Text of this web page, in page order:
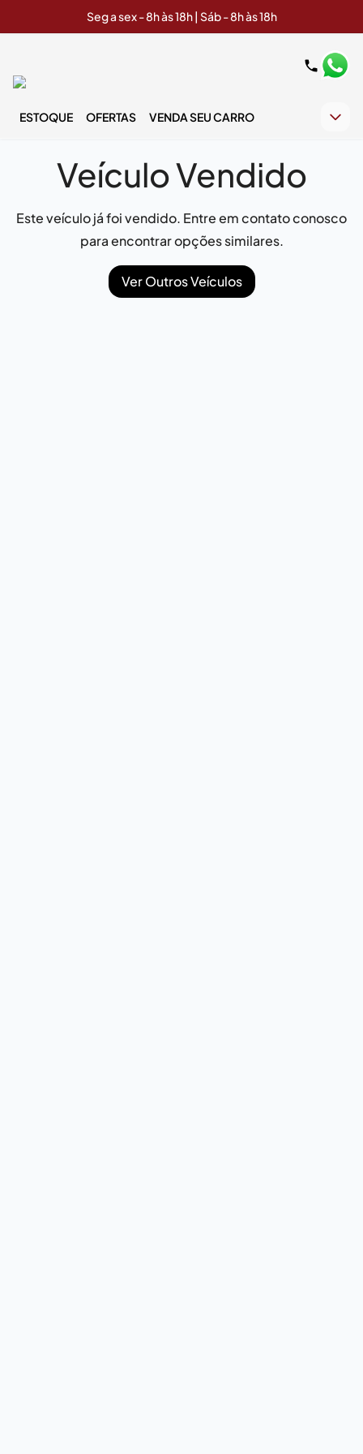
Seg a sex - 8h às 18h | Sáb - 8h às 18h
ESTOQUE OFERTAS VENDA SEU CARRO
Veículo Vendido
Este veículo já foi vendido. Entre em contato conosco
para encontrar opções similares.
Ver Outros Veículos